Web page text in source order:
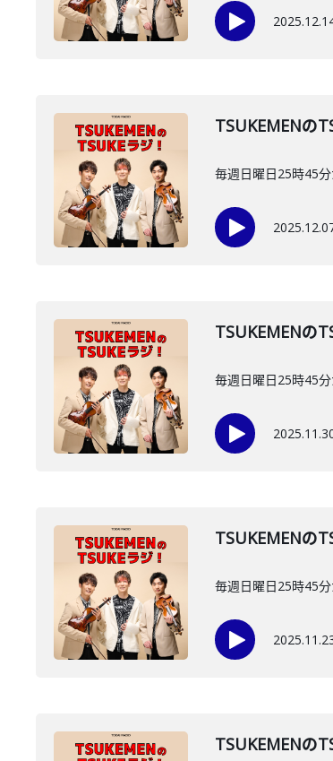
TSUKEMENの
毎週日曜日25時45
TSUKEMENの
毎週日曜日25時45
TSUKEMENの
毎週日曜日25時45
TSUKEMENの